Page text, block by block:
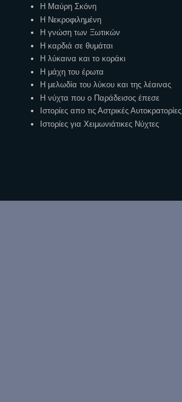
Η Μαύρη Σκόνη
Η Νεκροφιλημένη
Η γνώση των Ξωτικών
Η καρδιά σε θυμάται
Η λύκαινα και το κοράκι
Η μάχη του έρωτα
Η μελωδία του λύκου και της λέαινας
Η νύχτα που ο Παράδεισος έπεσε
Ιστορίες απο τις Αστρικές Αυτοκρατορίες
Ιστορίες για Χειμωνιάτικες Νύχτες